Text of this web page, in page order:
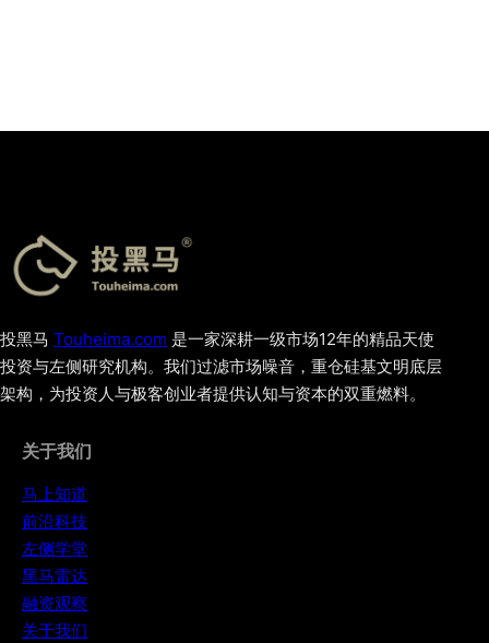
投黑马 Touheima.com 是一家深耕一级市场12年的精品天使
投资与左侧研究机构。我们过滤市场噪音，重仓硅基文明底层
架构，为投资人与极客创业者提供认知与资本的双重燃料。
关于我们
马上知道
前沿科技
左侧学堂
黑马雷达
融资观察
关于我们